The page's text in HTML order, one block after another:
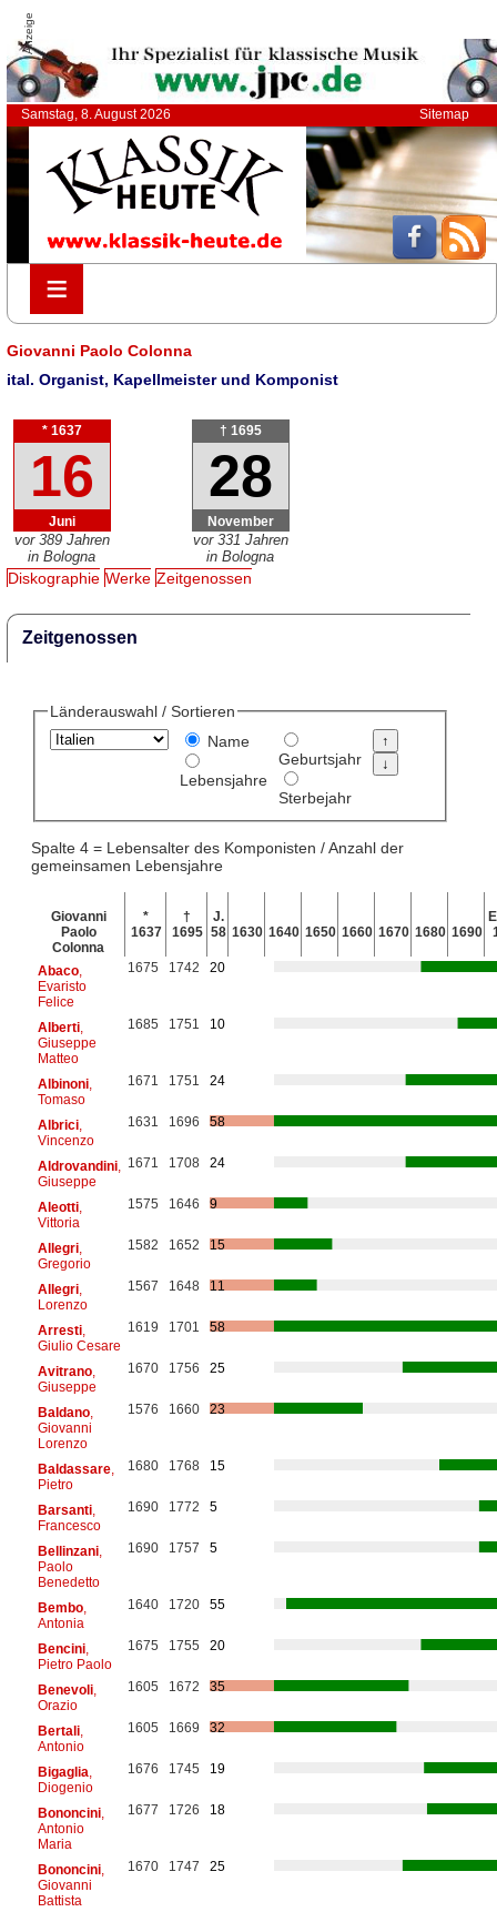
Anzeige
Samstag, 8. August 2026 Sitemap
≡
≡
Giovanni Paolo Colonna
ital. Organist, Kapellmeister und Komponist
* 1637
16
Juni
vor 389 Jahren
in Bologna
† 1695
28
November
vor 331 Jahren
in Bologna
Diskographie Werke Zeitgenossen
Zeitgenossen
Länderauswahl / Sortieren
Name
Lebensjahre
Geburtsjahr
Sterbejahr
Spalte 4 = Lebensalter des Komponisten / Anzahl der
gemeinsamen Lebensjahre
Giovanni
Paolo
Colonna
*
1637
†
1695
J.
58 1630 1640 1650 1660 1670 1680 1690
Abaco,
Evaristo
Felice
1675 1742 20
Alberti,
Giuseppe
Matteo
1685 1751 10
Albinoni,
Tomaso
1671 1751 24
Albrici,
Vincenzo
1631 1696 58
Aldrovandini,
Giuseppe
1671 1708 24
Aleotti,
Vittoria
1575 1646 9
Allegri,
Gregorio
1582 1652 15
Allegri,
Lorenzo
1567 1648 11
Arresti,
Giulio Cesare
1619 1701 58
Avitrano,
Giuseppe
1670 1756 25
Baldano,
Giovanni
Lorenzo
1576 1660 23
Baldassare,
Pietro
1680 1768 15
Barsanti,
Francesco
1690 1772 5
Bellinzani,
Paolo
Benedetto
1690 1757 5
Bembo,
Antonia
1640 1720 55
Bencini,
Pietro Paolo
1675 1755 20
Benevoli,
Orazio
1605 1672 35
Bertali,
Antonio
1605 1669 32
Bigaglia
Diogenio
1676 1745 19
Bononcini,
Antonio
Maria
1677 1726 18
Bononcini,
Giovanni
Battista
1670 1747 25